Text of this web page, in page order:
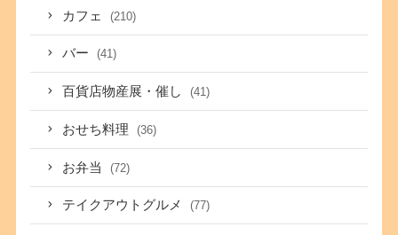
カフェ (210)
バー (41)
百貨店物産展・催し (41)
おせち料理 (36)
お弁当 (72)
テイクアウトグルメ (77)